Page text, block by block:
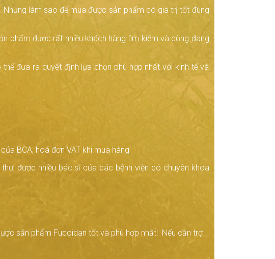
làm sao để mua được sản phẩm có giá trị tốt đúng
phẩm được rất nhiều khách hàng tìm kiếm và cũng đang
đưa ra quyết định lựa chọn phù hợp nhất với kinh tế và
BCA, hoá đơn VAT khi mua hàng
được nhiều bác sĩ của các bệnh viện có chuyên khoa
sản phẩm Fucoidan tốt và phù hợp nhất! Nếu cần trợ